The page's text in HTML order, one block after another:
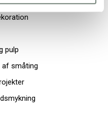
pulp
af småting